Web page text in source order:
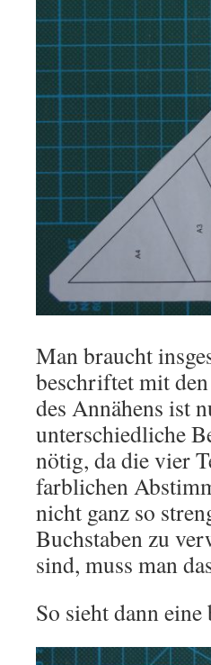
Man braucht
beschriftet mit
des Annähens ist
unterschiedliche
nötig, da die vier
farblichen
nicht ganz so
Buchstaben zu
sind, muss man
So sieht dann eine